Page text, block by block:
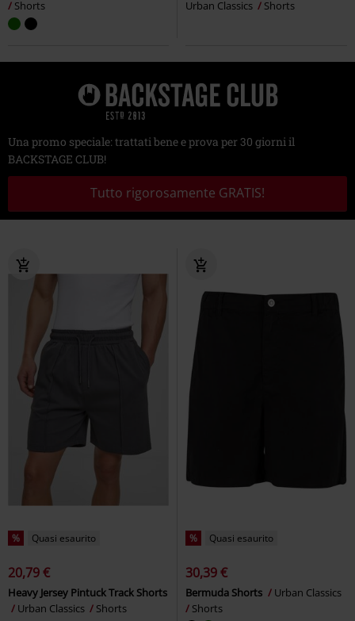
Shorts Urban Classics Shorts
Una promo speciale: trattati bene e prova per 30 giorni il
BACKSTAGE CLUB!
Tutto rigorosamente GRATIS!
% Quasi esaurito
20,79 €
Heavy Jersey Pintuck Track Shorts
Urban Classics
Shorts
% Quasi esaurito
30,39 €
Bermuda Shorts
Urban Classics
Shorts